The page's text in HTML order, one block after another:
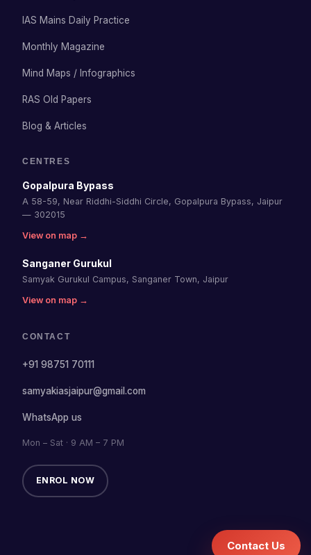
IAS Mains Daily Practice
Monthly Magazine
Mind Maps / Infographics
RAS Old Papers
Blog & Articles
CENTRES
Gopalpura Bypass
A 58-59, Near Riddhi-Siddhi Circle, Gopalpura Bypass, Jaipur
— 302015
View on map →
Sanganer Gurukul
Samyak Gurukul Campus, Sanganer Town, Jaipur
View on map →
CONTACT
+91 98751 70111
samyakiasjaipur@gmail.com
WhatsApp us
Mon – Sat · 9 AM – 7 PM
ENROL NOW
Contact Us